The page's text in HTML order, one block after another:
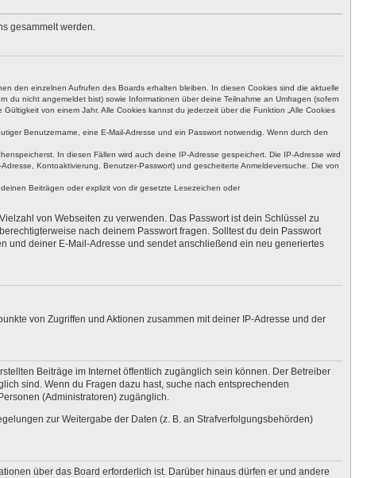
gesammelt werden.
den einzelnen Aufrufen des Boards erhalten bleiben. In diesen Cookies sind die aktuelle
nicht angemeldet bist) sowie Informationen über deine Teilnahme an Umfragen (sofern
von einem Jahr. Alle Cookies kannst du jederzeit über die Funktion „Alle Cookies
Benutzername, eine E-Mail-Adresse und ein Passwort notwendig. Wenn durch den
In diesen Fällen wird auch deine IP-Adresse gespeichert. Die IP-Adresse wird
Kontoaktivierung, Benutzer-Passwort) und gescheiterte Anmeldeversuche. Die von
Beiträgen oder explizit von dir gesetzte Lesezeichen oder
von Webseiten zu verwenden. Das Passwort ist dein Schlüssel zu
nach deinem Passwort fragen. Solltest du dein Passwort
und deiner E-Mail-Adresse und sendet anschließend ein neu generiertes
von Zugriffen und Aktionen zusammen mit deiner IP-Adresse und der
Beiträge im Internet öffentlich zugänglich sein können. Der Betreiber
sind. Wenn du Fragen dazu hast, suche nach entsprechenden
(Administratoren) zugänglich.
zur Weitergabe der Daten (z. B. an Strafverfolgungsbehörden)
über das Board erforderlich ist. Darüber hinaus dürfen er und andere